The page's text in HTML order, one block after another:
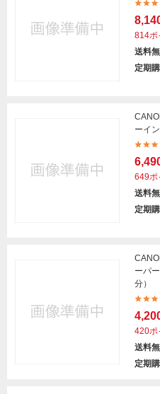
814ポ
送料
定期
ーイ
649ポ
送料
定期
ーパ
分）
420ポ
送料
定期